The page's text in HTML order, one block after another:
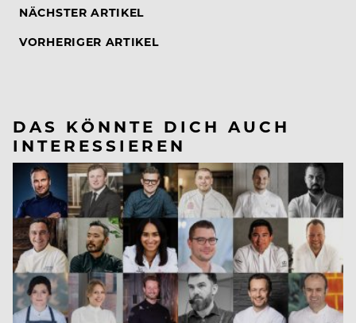
NÄCHSTER ARTIKEL
VORHERIGER ARTIKEL
DAS KÖNNTE DICH AUCH
INTERESSIEREN